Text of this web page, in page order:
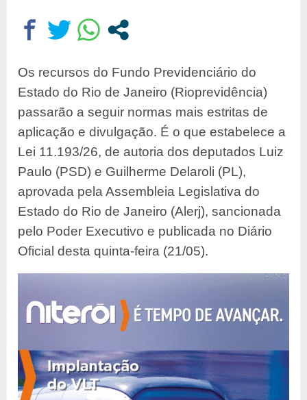
Os recursos do Fundo Previdenciário do
Estado do Rio de Janeiro (Rioprevidência)
passarão a seguir normas mais estritas de
aplicação e divulgação. É o que estabelece a
Lei 11.193/26, de autoria dos deputados Luiz
Paulo (PSD) e Guilherme Delaroli (PL),
aprovada pela Assembleia Legislativa do
Estado do Rio de Janeiro (Alerj), sancionada
pelo Poder Executivo e publicada no Diário
Oficial desta quinta-feira (21/05).